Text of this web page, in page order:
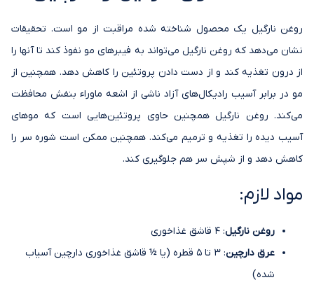
روغن نارگیل یک محصول شناخته شده مراقبت از مو است. تحقیقات
نشان می‌دهد که روغن نارگیل می‌تواند به فیبرهای مو نفوذ کند تا آنها را
از درون تغذیه کند و از دست دادن پروتئین را کاهش دهد. همچنین از
مو در برابر آسیب رادیکال‌های آزاد ناشی از اشعه ماوراء بنفش محافظت
می‌کند. روغن نارگیل همچنین حاوی پروتئین‌هایی است که موهای
آسیب دیده را تغذیه و ترمیم می‌کند. همچنین ممکن است شوره سر را
کاهش دهد و از شپش سر هم جلوگیری کند.
مواد لازم:
روغن نارگیل: 4 قاشق غذاخوری
عرق دارچین
: 3 تا 5 قطره (یا ½ قاشق غذاخوری دارچین آسیاب
شده)